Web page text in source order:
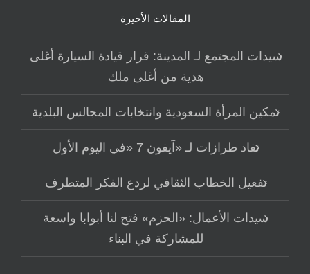
المقالات الأخيرة
سيدات المجتمع لـ المدينة: قرار قيادة السيارة أغلى
هدية من أغلى ملك
تمكين المرأة السعودية وانتخابات المجالس البلدية
نفاد طرازات لـ «آيفون 7 «في اليوم الأول
تفعيل الخطاب الثقافي لردع الفكر المتطرف
سيدات الأعمال: «الحزم» فتح لنا أبوابا واسعة
للمشاركة في البناء